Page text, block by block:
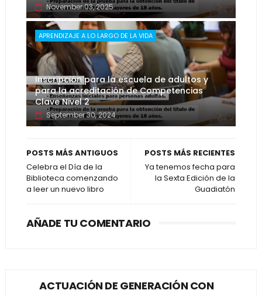
November 03, 2025
APRENDIZAJE A LO LARGO DE LA VIDA
Inscripción para la escuela de adultos y
para la acreditación de Competencias
Clave Nivel 2
September 30, 2024
POSTS MÁS RECIENTES
Ya tenemos fecha para
la Sexta Edición de la
Guadiatón
POSTS MÁS ANTIGUOS
Celebra el Día de la
Biblioteca comenzando
a leer un nuevo libro
AÑADE TU COMENTARIO
ACTUACIÓN DE GENERACIÓN CON